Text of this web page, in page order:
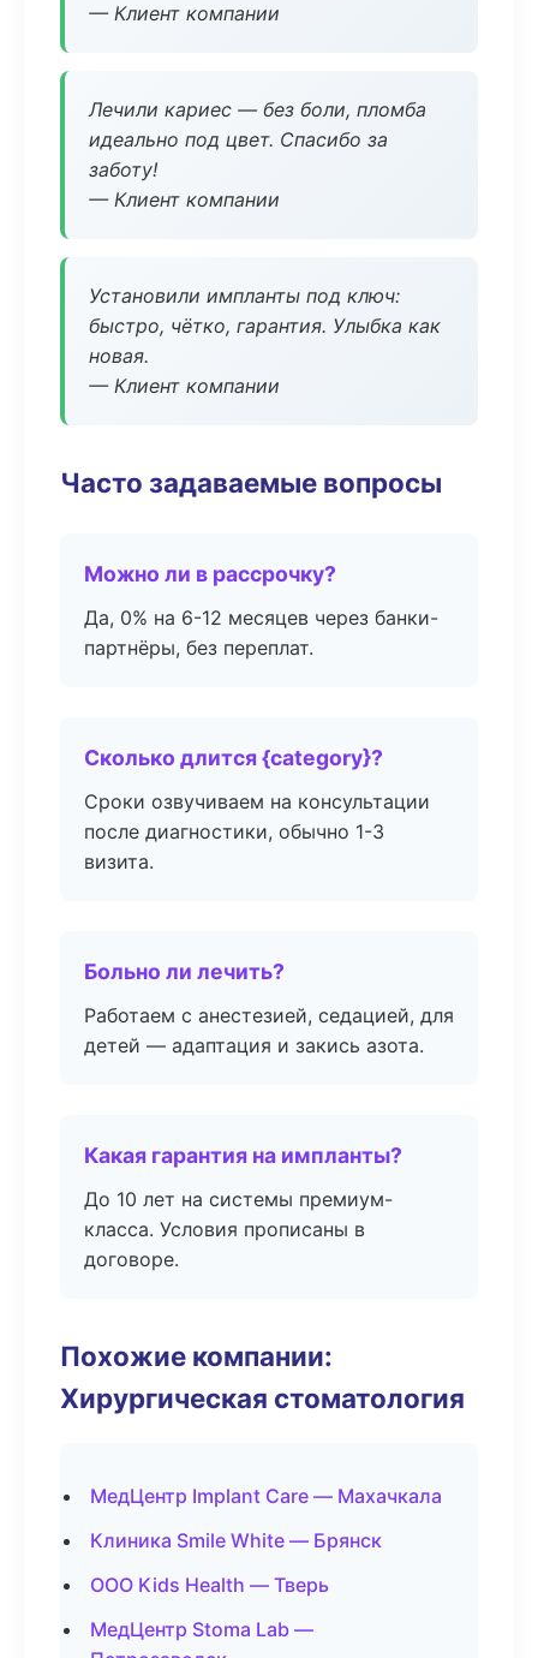
— Клиент компании
Лечили кариес — без боли, пломба
идеально под цвет. Спасибо за
заботу!
— Клиент компании
Установили импланты под ключ:
быстро, чётко, гарантия. Улыбка как
новая.
— Клиент компании
Часто задаваемые вопросы
Можно ли в рассрочку?
Да, 0% на 6-12 месяцев через банки-
партнёры, без переплат.
Сколько длится {category}?
Сроки озвучиваем на консультации
после диагностики, обычно 1-3
визита.
Больно ли лечить?
Работаем с анестезией, седацией, для
детей — адаптация и закись азота.
Какая гарантия на импланты?
До 10 лет на системы премиум-
класса. Условия прописаны в
договоре.
Похожие компании:
Хирургическая стоматология
МедЦентр Implant Care — Махачкала
Клиника Smile White — Брянск
ООО Kids Health — Тверь
МедЦентр Stoma Lab —